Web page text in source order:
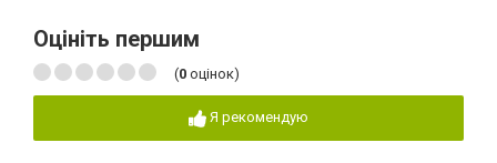
Оцініть першим
(0 оцінок)
Я рекомендую